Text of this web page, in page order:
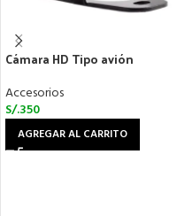
Cámara HD Tipo avión
Accesorios
S/.350
AGREGAR AL CARRITO